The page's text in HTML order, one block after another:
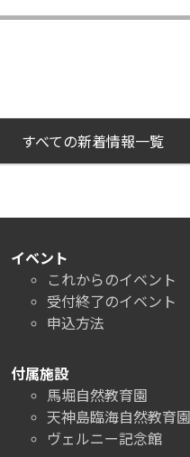
すべての新着情報一覧
イベント
これからのイベント
受付終了のイベント
申込方法
付属施設
馬堀自然教育園
天神島臨海自然教育園
ヴェルニー記念館